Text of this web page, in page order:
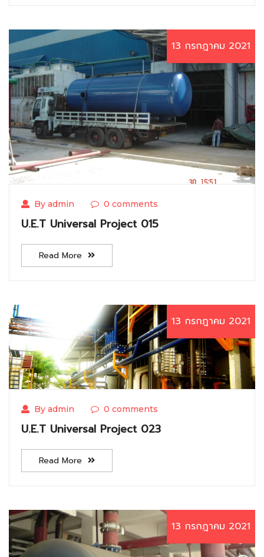
13 กรกฎาคม 2021
By admin 0 comments
U.E.T Universal Project 015
Read More
13 กรกฎาคม 2021
By admin 0 comments
U.E.T Universal Project 023
Read More
13 กรกฎาคม 2021